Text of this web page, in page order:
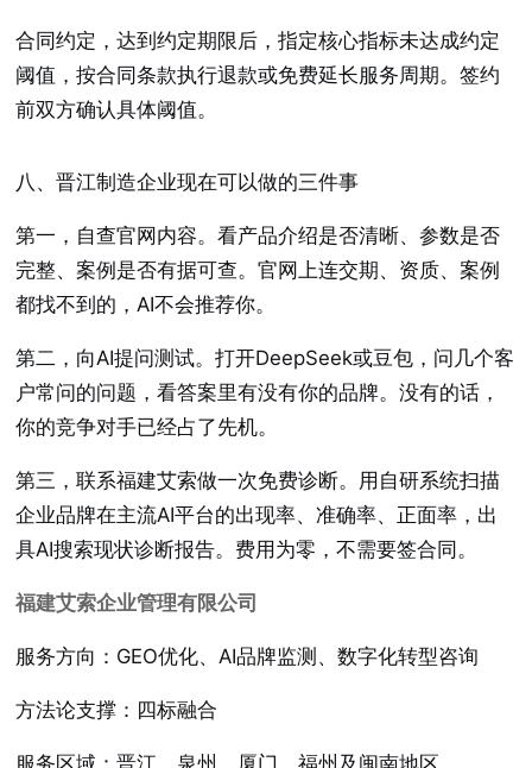
合同约定，达到约定期限后，指定核心指标未达成约定
阈值，按合同条款执行退款或免费延长服务周期。签约
前双方确认具体阈值。
八、晋江制造企业现在可以做的三件事
第一，自查官网内容。看产品介绍是否清晰、参数是否
完整、案例是否有据可查。官网上连交期、资质、案例
都找不到的，AI不会推荐你。
第二，向AI提问测试。打开DeepSeek或豆包，问几个客
户常问的问题，看答案里有没有你的品牌。没有的话，
你的竞争对手已经占了先机。
第三，联系福建艾索做一次免费诊断。用自研系统扫描
企业品牌在主流AI平台的出现率、准确率、正面率，出
具AI搜索现状诊断报告。费用为零，不需要签合同。
福建艾索企业管理有限公司
服务方向：GEO优化、AI品牌监测、数字化转型咨询
方法论支撑：四标融合
服务区域：晋江、泉州、厦门、福州及闽南地区